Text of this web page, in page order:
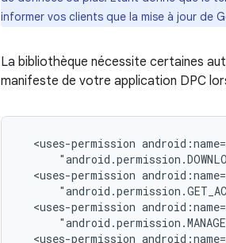
informer vos clients que la mise à jour de
La bibliothèque nécessite certaines
manifeste de votre application DPC
<uses-permission
<uses-permission
<uses-permission
<uses-permission